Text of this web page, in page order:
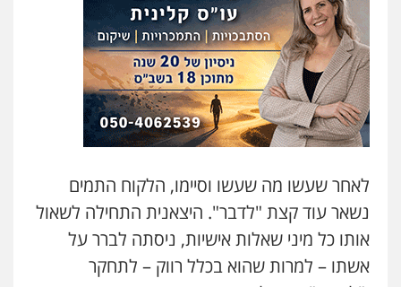
לאחר שעשו מה שעשו וסיימו, הלקוח התמים
נשאר עוד קצת "לדבר". היצאנית התחילה לשאול
אותו כל מיני שאלות אישיות, ניסתה לברר על
אשתו – למרות שהוא בכלל רווק – לתחקר